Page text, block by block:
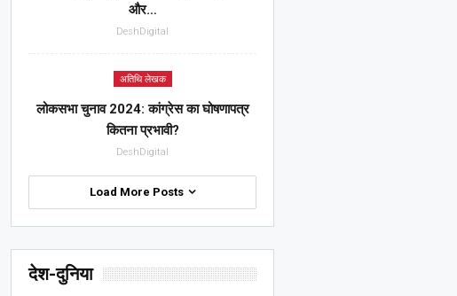
और…
DeshDigital
अतिथि लेखक
लोकसभा चुनाव 2024: कांग्रेस का घोषणापत्र
कितना प्रभावी?
DeshDigital
Load More Posts
देश-दुनिया